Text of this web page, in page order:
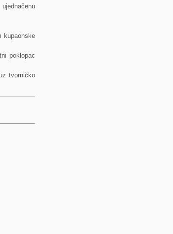
kupaonske
poklopac
tvorničko